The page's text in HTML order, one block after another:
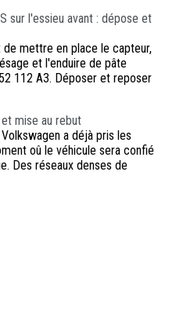
sur l'essieu avant : dépose et
mettre en place le capteur,
et l'enduire de pâte
112 A3. Déposer et reposer
mise au rebut
a déjà pris les
oû le véhicule sera confié
Des réseaux denses de